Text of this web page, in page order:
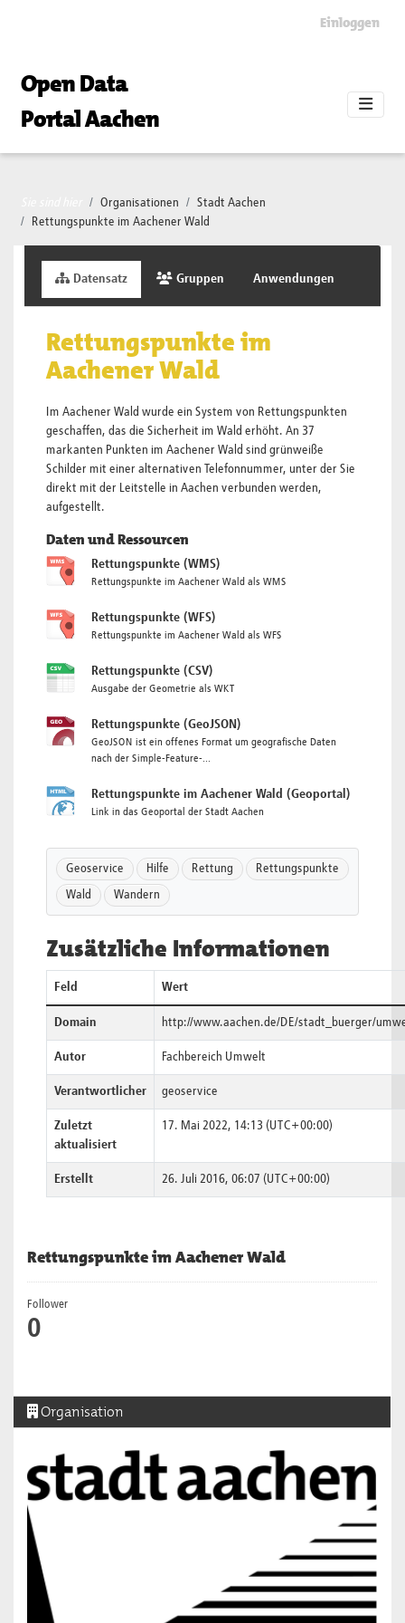
Einloggen
Open Data
Portal Aachen
Organisationen
Stadt Aachen
Rettungspunkte im Aachener Wald
Rettungspunkte im Aachener Wald
Follower
0
Organisation
Datensatz Gruppen Anwendungen
Rettungspunkte im
Aachener Wald
Im Aachener Wald wurde ein System von Rettungspunkten
geschaffen, das die Sicherheit im Wald erhöht. An 37
markanten Punkten im Aachener Wald sind grünweiße
Schilder mit einer alternativen Telefonnummer, unter der Sie
direkt mit der Leitstelle in Aachen verbunden werden,
aufgestellt.
Daten und Ressourcen
Rettungspunkte (WMS)
Rettungspunkte im Aachener Wald als WMS
Rettungspunkte (WFS)
Rettungspunkte im Aachener Wald als WFS
Rettungspunkte (CSV)
Ausgabe der Geometrie als WKT
Rettungspunkte (GeoJSON)
GeoJSON ist ein offenes Format um geografische Daten
nach der Simple-Feature-...
Rettungspunkte im Aachener Wald (Geoportal)
Link in das Geoportal der Stadt Aachen
Geoservice Hilfe Rettung Rettungspunkte
Wald Wandern
Zusätzliche Informationen
Feld Wert
Domain http://www.aachen.de/DE/stadt_buerger/
Autor Fachbereich Umwelt
Verantwortlicher geoservice
Zuletzt
aktualisiert
17. Mai 2022, 14:13 (UTC+00:00)
Erstellt 26. Juli 2016, 06:07 (UTC+00:00)